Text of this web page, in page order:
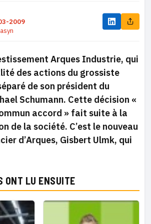
2009
Arques Industrie, qui
des actions du grossiste
de son président du
Schumann. Cette décision «
accord » fait suite à la
de la société. C’est le nouveau
d’Arques, Gisbert Ulmk, qui
ONT LU ENSUITE